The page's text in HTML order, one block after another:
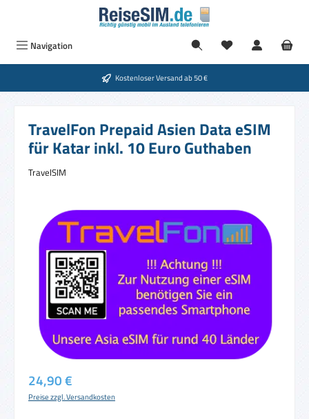
Zum Hauptinhalt springen
Navigation
Kostenloser Versand ab 50 €
TravelFon Prepaid Asien Data eSIM
für Katar inkl. 10 Euro Guthaben
TravelSIM
Bildergalerie überspringen
Regulärer Preis:
24,90 €
Preise zzgl. Versandkosten